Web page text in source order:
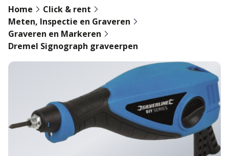
Home
Click & rent
Meten, Inspectie en Graveren
Graveren en Markeren
Dremel Signograph graveerpen